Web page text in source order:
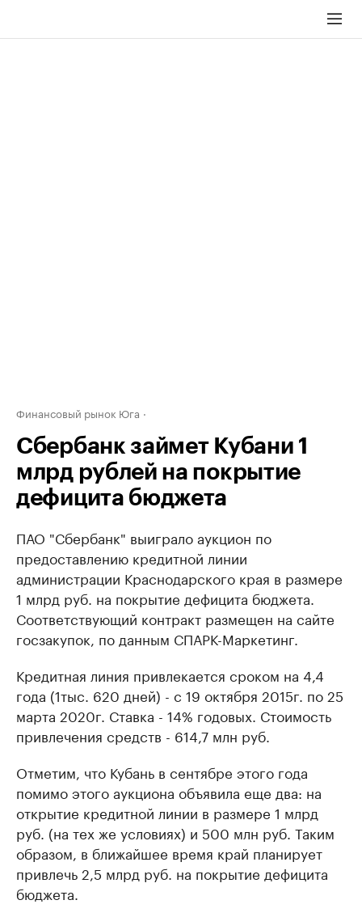
Финансовый рынок Юга
Сбербанк займет Кубани 1
млрд рублей на покрытие
дефицита бюджета
ПАО "Сбербанк" выиграло аукцион по
предоставлению кредитной линии
администрации Краснодарского края в размере
1 млрд руб. на покрытие дефицита бюджета.
Соответствующий контракт размещен на сайте
госзакупок, по данным СПАРК-Маркетинг.
Кредитная линия привлекается сроком на 4,4
года (1тыс. 620 дней) - с 19 октября 2015г. по 25
марта 2020г. Ставка - 14% годовых. Стоимость
привлечения средств - 614,7 млн руб.
Отметим, что Кубань в сентябре этого года
помимо этого аукциона объявила еще два: на
открытие кредитной линии в размере 1 млрд
руб. (на тех же условиях) и 500 млн руб. Таким
образом, в ближайшее время край планирует
привлечь 2,5 млрд руб. на покрытие дефицита
бюджета.